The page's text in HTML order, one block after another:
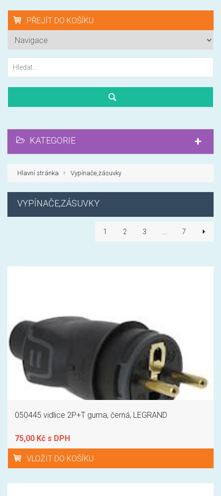
PŘEJÍT DO KOŠÍKU
KATEGORIE
Hlavní stránka Vypínače,zásuvky
VYPÍNAČE,ZÁSUVKY
1 2 3 7
050445 vidlice 2P+T guma, černá, LEGRAND
75,00 Kč s DPH
VLOŽIT DO KOŠÍKU